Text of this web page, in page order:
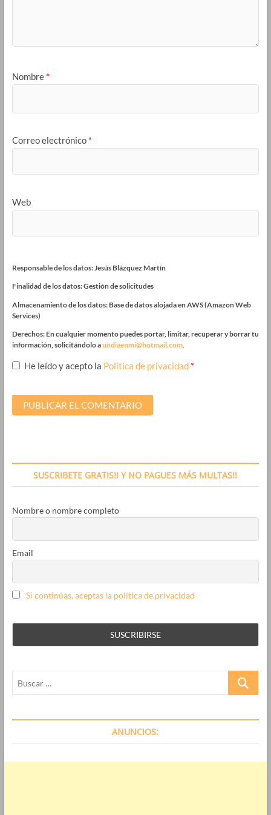
Nombre *
Correo electrónico *
Web
Responsable de los datos: Jesús Blázquez Martín
Finalidad de los datos: Gestión de solicitudes
Almacenamiento de los datos: Base de datos alojada en AWS (Amazon Web
Services)
Derechos: En cualquier momento puedes portar, limitar, recuperar y borrar tu
información, solicitándolo aundiaenmi@hotmail.com.
He leído y acepto la Política de privacidad *
SUSCRIBETE GRATIS!! Y NO PAGUES MÁS MULTAS!!
Nombre o nombre completo
Email
Si continúas, aceptas la política de privacidad
Buscar
ANUNCIOS: